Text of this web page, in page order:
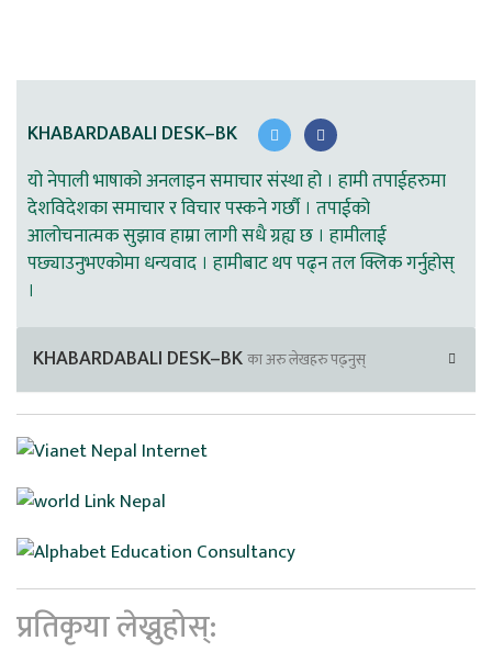
KHABARDABALI DESK–BK
यो नेपाली भाषाको अनलाइन समाचार संस्था हो । हामी तपाईहरुमा
देशविदेशका समाचार र विचार पस्कने गर्छौ । तपाईको
आलोचनात्मक सुझाव हाम्रा लागी सधै ग्रह्य छ । हामीलाई
पछ्याउनुभएकोमा धन्यवाद । हामीबाट थप पढ्न तल क्लिक गर्नुहोस्
।
KHABARDABALI DESK–BKका अरु लेखहरु पढ्नुस्
प्रतिकृया लेख्नुहोस्: